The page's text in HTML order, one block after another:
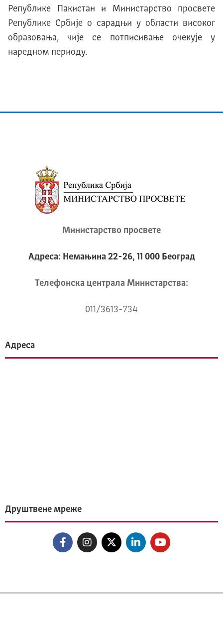
Републике Пакистан и Министарство просвете
Републике Србије о сарадњи у области високог
образовања, чије се потписивање очекује у
наредном периоду.
Министарство просвете
Адреса: Немањина 22-26, 11 000 Београд
Телeфонска централа Mинистарства:
011/3613-734
Адреса
Друштвене мреже